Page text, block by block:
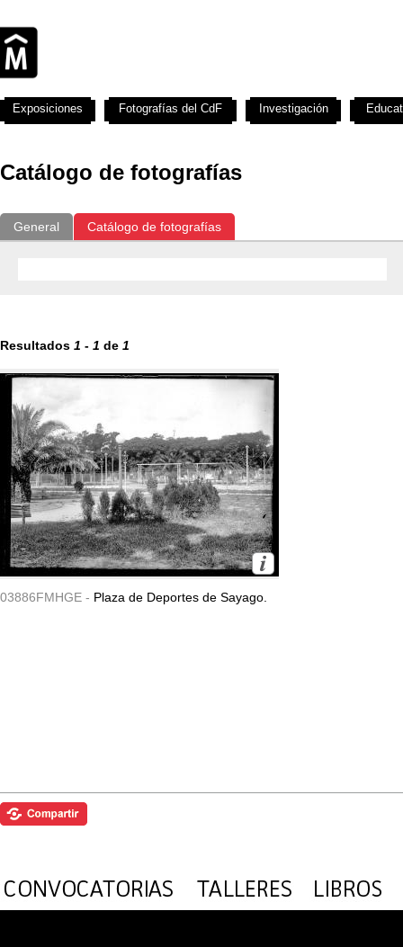
Catálogo de fotografías
General Catálogo de fotografías
Resultados 1 - 1 de 1
03886FMHGE - Plaza de Deportes de Sayago.
Exposiciones Fotografías del CdF Investigación